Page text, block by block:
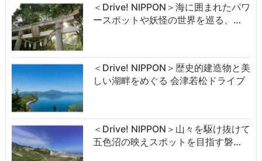
＜Drive! NIPPON＞海に囲まれたパワ
ースポットや妖怪の世界を巡る、…
＜Drive! NIPPON＞歴史的建造物と美
しい湖畔をめぐる 会津若松ドライブ
＜Drive! NIPPON＞山々を駆け抜けて
五色沼の映えスポットを目指す磐…